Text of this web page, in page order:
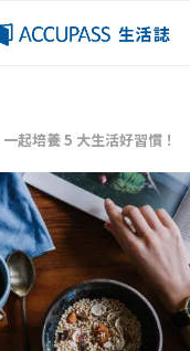
起培養 5 大生活好習慣！